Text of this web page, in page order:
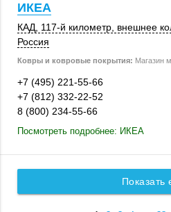
ИКЕА
КАД 117-й километр внешнее
Россия
Ковры и ковровые покрытия: Магазин
+7 (495) 221-55-66
+7 (812) 332-22-52
8 (800) 234-55-66
Посмотреть подробнее: ИКЕА
Показать